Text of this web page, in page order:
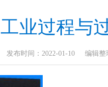
工业过程与
发布时间：2022-01-10 编辑整